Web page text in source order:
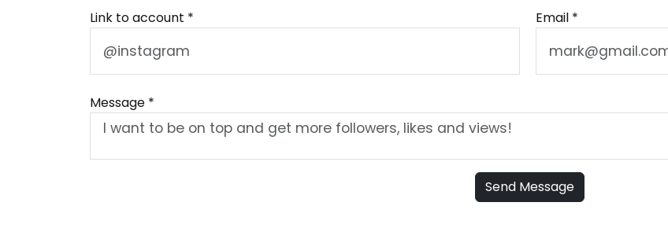
Link to account * Email *
Message *
Send Message